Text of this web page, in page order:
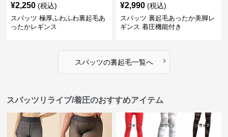
¥2,250 (税込)
スパッツ 極厚ふわふわ裏起毛あ
ったかレギンス
¥2,990 (税込)
スパッツ 裏起毛あったか美脚レ
ギンス 着圧機能付き
スパッツの裏起毛一覧へ ›
スパッツリライブ/着圧のおすすめアイテム